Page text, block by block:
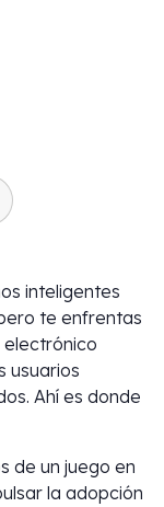
inteligentes
te enfrentas
usuarios
Ahí es donde
de un juego en
la adopción